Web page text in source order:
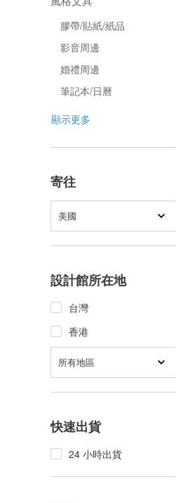
膠帶/貼紙/紙品
影音周邊
婚禮周邊
筆記本/日曆
顯示更多
寄往
美國
設計館所在地
台灣
香港
所有地區
快速出貨
24 小時出貨